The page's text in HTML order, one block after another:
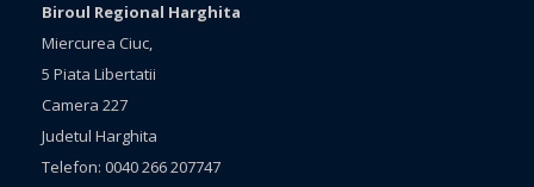
Biroul Regional Harghita
Miercurea Ciuc,
5 Piata Libertatii
Camera 227
Judetul Harghita
Telefon: 0040 266 207747